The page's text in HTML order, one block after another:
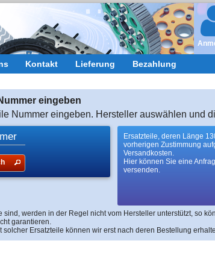
Kontakt Lieferung Bezahlung
eingeben
Nummer eingeben. Hersteller auswählen und
Ersatzteile, deren Länge
vorherigen Zustimmung
Versandkosten.
Hier können Sie eine
versenden.
sind, werden in der Regel nicht vom Hersteller unterstützt, so
garantieren.
solcher Ersatzteile können wir erst nach deren Bestellung